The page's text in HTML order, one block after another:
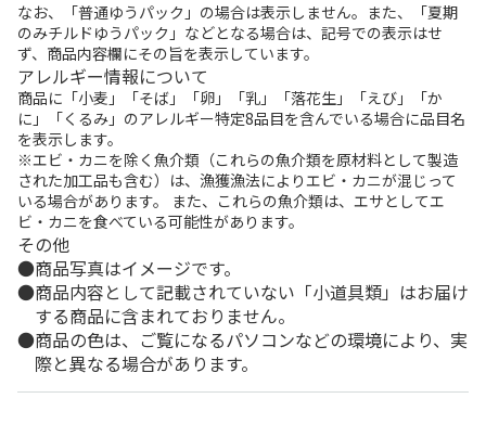
なお、「普通ゆうパック」の場合は表示しません。また、「夏期
のみチルドゆうパック」などとなる場合は、記号での表示はせ
ず、商品内容欄にその旨を表示しています。
アレルギー情報について
商品に「小麦」「そば」「卵」「乳」「落花生」「えび」「か
に」「くるみ」のアレルギー特定8品目を含んでいる場合に品目名
を表示します。
※エビ・カニを除く魚介類（これらの魚介類を原材料として製造
された加工品も含む）は、漁獲漁法によりエビ・カニが混じって
いる場合があります。 また、これらの魚介類は、エサとしてエ
ビ・カニを食べている可能性があります。
その他
商品写真はイメージです。
商品内容として記載されていない「小道具類」はお届け
する商品に含まれておりません。
商品の色は、ご覧になるパソコンなどの環境により、実
際と異なる場合があります。